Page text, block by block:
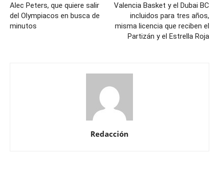
Alec Peters, que quiere salir
del Olympiacos en busca de
minutos
Valencia Basket y el Dubai BC
incluidos para tres años,
misma licencia que reciben el
Partizán y el Estrella Roja
Redacción